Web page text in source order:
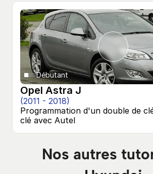
Débutant
Opel Astra J
(2011 - 2018)
Programmation d'un double de
clé avec Autel
Nos autres